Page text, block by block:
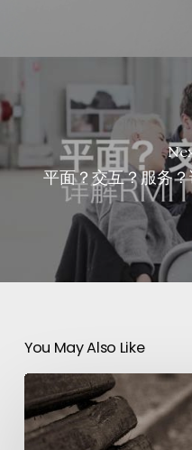
平面？交互？服务
You May Also Like